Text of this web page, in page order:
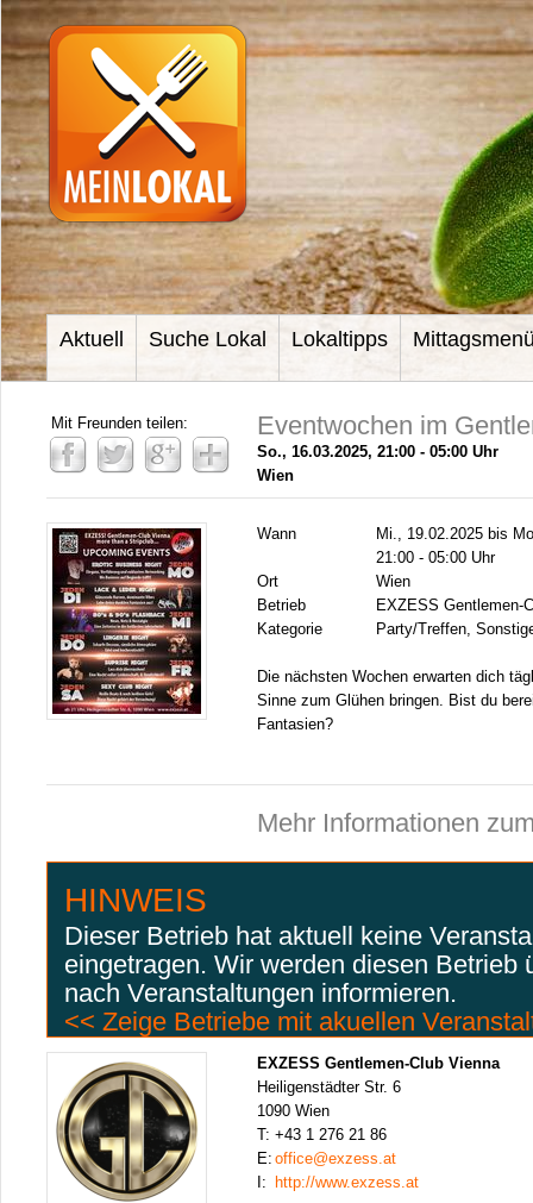
Aktuell Suche Lokal Lokaltipps
Mit Freunden teilen: Eventwochen im
So., 16.03.2025, 21:00 - 05:00 Uhr
Wien
Wann
Mi., 19.02.2025 bis
21:00 - 05:00 Uhr
Ort
Wien
Betrieb
EXZESS Gentlemen-
Kategorie
Party/Treffen,
Die nächsten Wochen erwarten dich
Sinne zum Glühen bringen. Bist du
Fantasien?
Mehr Informationen
HINWEIS
Dieser Betrieb hat aktuell keine
eingetragen. Wir werden diesen Betrieb
nach Veranstaltungen informieren.
<< Zeige Betriebe mit akuellen
EXZESS Gentlemen-Club Vienna
Heiligenstädter Str. 6
1090 Wien
T: +43 1 276 21 86
E: office@exzess.at
I:
http://www.exzess.at